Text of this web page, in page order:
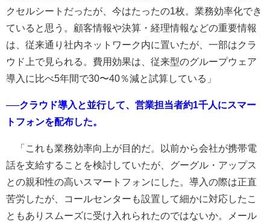
クセルシートだったが、今はたったの1枚。業務効率化でき
ていると思う。顧客情報や決算・経理情報などの重要情報
は、従来通り社内ネットワーク内に置いたが、一部はクラ
ウド上で見られる。費用効果は、従来型のグループウェア
導入に比べ5年間で30〜40％減と試算している」
──クラウド導入と並行して、営業担当者約1千人にスマー
トフォンを配布した。
「これも業務効率向上が目的だ。以前から会社が携帯電
話を支給することを検討していたが、グーグル・アップス
との親和性の高いスマートフォンにした。導入の際は正直
苦労したが、コールセンターも設置して細かに対応したこ
ともありスムーズに受け入れられたのではないか。メール